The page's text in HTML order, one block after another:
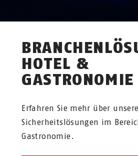
HOTEL &
GASTRONOMIE
Erfahren Sie mehr über
Sicherheitslösungen im
Gastronomie.